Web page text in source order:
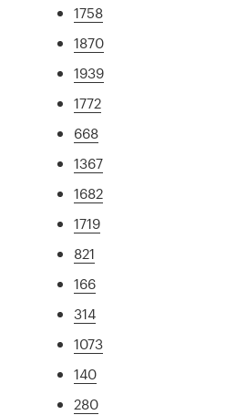
1758
1870
1939
1772
668
1367
1682
1719
821
166
314
1073
140
280